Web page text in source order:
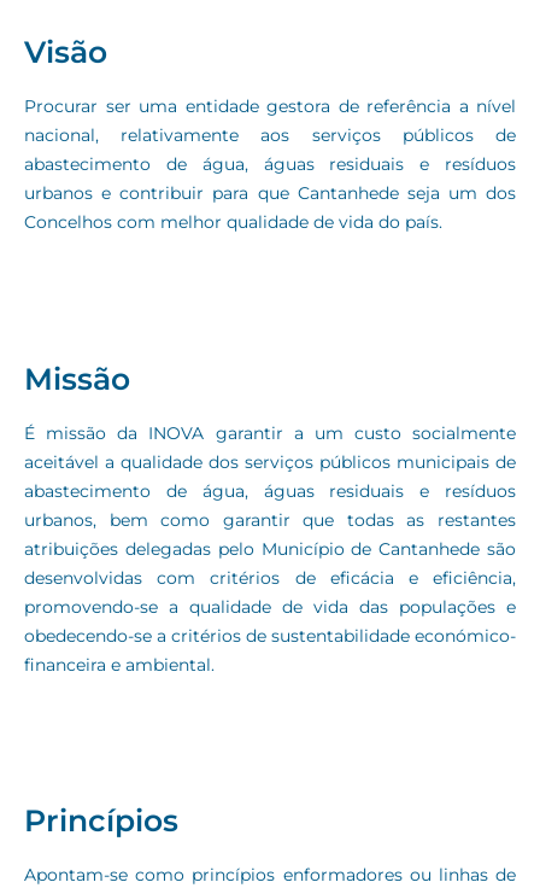
Visão
Procurar ser uma entidade gestora de referência a nível
nacional, relativamente aos serviços públicos de
abastecimento de água, águas residuais e resíduos
urbanos e contribuir para que Cantanhede seja um dos
Concelhos com melhor qualidade de vida do país.
Missão
É missão da INOVA garantir a um custo socialmente
aceitável a qualidade dos serviços públicos municipais de
abastecimento de água, águas residuais e resíduos
urbanos, bem como garantir que todas as restantes
atribuições delegadas pelo Município de Cantanhede são
desenvolvidas com critérios de eficácia e eficiência,
promovendo-se a qualidade de vida das populações e
obedecendo-se a critérios de sustentabilidade económico-
financeira e ambiental.
Princípios
Apontam-se como princípios enformadores ou linhas de